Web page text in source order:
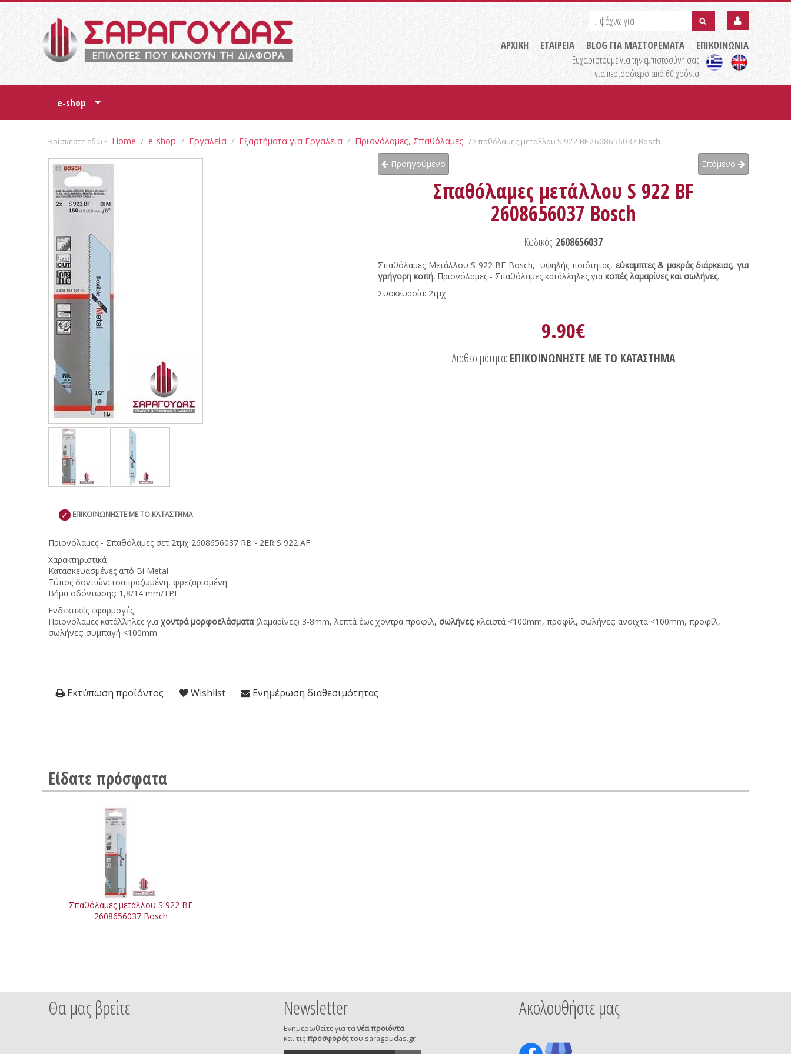
...ψάχνω
για
...ψάχνω
για
submit
ΕΠΙΚΟΙΝΩΝΙΑ
BLOG ΓΙΑ ΜΑΣΤΟΡΕΜΑΤΑ
ΕΤΑΙΡΕΙΑ
ΑΡΧΙΚΗ
Ευχαριστούμε για την εμπιστοσύνη σας
για περισσότερο από 60 χρόνια
e-shop
Βρίσκεστε εδώ ‣ Home / e-shop / Εργαλεία / Εξαρτήματα για Εργαλεια / Πριονόλαμες, Σπαθόλαμες / Σπαθόλαμες μετάλλου S 922 BF 2608656037 Bosch
Προηγούμενο Επόμενο
Σπαθόλαμες μετάλλου S 922 BF
2608656037 Bosch
Κωδικός: 2608656037
Σπαθόλαμες Μετάλλου S 922 BF Bosch, υψηλής ποιότητας, εύκαμπτες & μακράς διάρκειας, για
γρήγορη κοπή. Πριονόλαμες - Σπαθόλαμες κατάλληλες για κοπές λαμαρίνες και σωλήνες.
Συσκευασία: 2τμχ
9.90€
Διαθεσιμότητα: ΕΠΙΚΟΙΝΩΝΗΣΤΕ ΜΕ ΤΟ ΚΑΤΑΣΤΗΜΑ
✓ ΕΠΙΚΟΙΝΩΝΗΣΤΕ ΜΕ ΤΟ ΚΑΤΑΣΤΗΜΑ
Πριονόλαμες - Σπαθόλαμες σετ 2τμχ 2608656037 RB - 2ER S 922 AF
Χαρακτηριστικά
Κατασκευασμένες από Bi Metal
Τύπος δοντιών: τσαπραζωμένη, φρεζαρισμένη
Βήμα οδόντωσης: 1,8/14 mm/TPI
Ενδεκτικές εφαρμογές
Πριονόλαμες κατάλληλες για χοντρά μορφοελάσματα(λαμαρίνες) 3-8mm, λεπτά έως χοντρά προφίλ, σωλήνες: κλειστά <100mm, προφίλ, σωλήνες: ανοιχτά <100mm, προφίλ,
σωλήνες: συμπαγή <100mm
Εκτύπωση προϊόντος Wishlist Ενημέρωση διαθεσιμότητας
Είδατε πρόσφατα
Σπαθόλαμες μετάλλου S 922 BF
2608656037 Bosch
Θα μας βρείτε Newsletter
Ενημερωθείτε για τανέα προιόντα
και τιςπροσφορέςτου saragoudas.gr
Ακολουθήστε μας